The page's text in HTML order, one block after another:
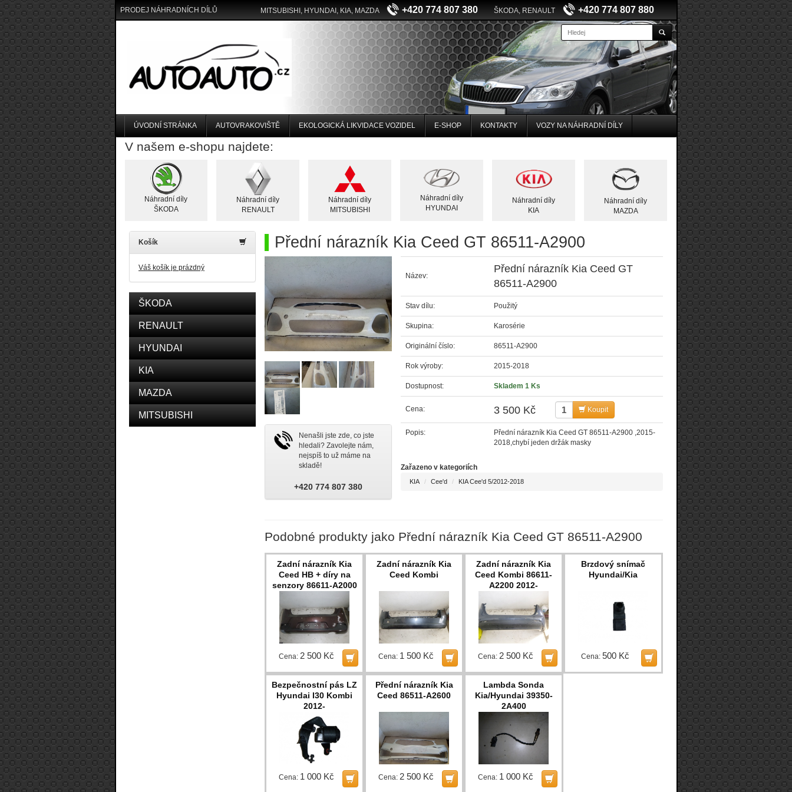
PRODEJ NÁHRADNÍCH DÍLŮ MITSUBISHI, HYUNDAI, KIA, MAZDA +420 774 807 380 ŠKODA, RENAULT +420 774 807 880
ÚVODNÍ STRÁNKA AUTOVRAKOVIŠTĚ EKOLOGICKÁ LIKVIDACE VOZIDEL E-SHOP KONTAKTY VOZY NA NÁHRADNÍ DÍLY
V našem e-shopu najdete:
Náhradní díly
ŠKODA
Náhradní díly
RENAULT
Náhradní díly
MITSUBISHI
Náhradní díly
HYUNDAI
Náhradní díly
KIA
Náhradní díly
MAZDA
Košík
Váš košík je prázdný
ŠKODA
RENAULT
HYUNDAI
KIA
MAZDA
MITSUBISHI
Přední nárazník Kia Ceed GT 86511-A2900
Nenašli jste zde, co jste
hledali? Zavolejte nám,
nejspíš to už máme na
skladě!
+420 774 807 380
Název:
Přední nárazník Kia Ceed GT
86511-A2900
Stav dílu: Použitý
Skupina: Karosérie
Originální číslo: 86511-A2900
Rok výroby: 2015-2018
Dostupnost: Skladem 1 Ks
Cena: 3 500 Kč Koupit
Popis:
Přední nárazník Kia Ceed GT 86511-A2900 ,2015-
2018,chybí jeden držák masky
Zařazeno v kategoriích
KIA Cee'd KIA Cee'd 5/2012-2018
Podobné produkty jako Přední nárazník Kia Ceed GT 86511-A2900
Zadní nárazník Kia
Ceed HB + díry na
senzory 86611-A2000
Cena:2 500 Kč
Zadní nárazník Kia
Ceed Kombi
Cena: 1 500 Kč
Zadní nárazník Kia
Ceed Kombi 86611-
A2200 2012-
Cena:2 500 Kč
Brzdový snímač
Hyundai/Kia
Cena:500 Kč
Bezpečnostní pás LZ
Hyundai I30 Kombi
2012-
Cena: 1 000 Kč
Přední nárazník Kia
Ceed 86511-A2600
Cena:2 500 Kč
Lambda Sonda
Kia/Hyundai 39350-
2A400
Cena: 1 000 Kč